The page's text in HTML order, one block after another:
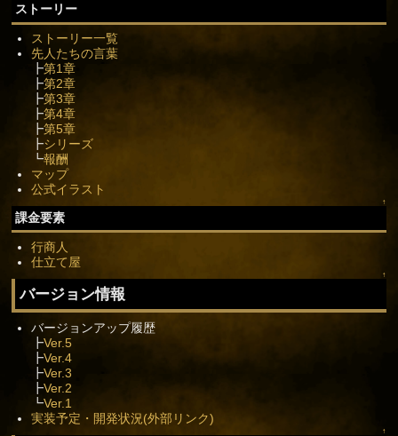
ストーリー
ストーリー一覧
先人たちの言葉
┣第1章
┣第2章
┣第3章
┣第4章
┣第5章
┣シリーズ
┗報酬
マップ
公式イラスト
↑
課金要素
行商人
仕立て屋
↑
バージョン情報
バージョンアップ履歴
┣Ver.5
┣Ver.4
┣Ver.3
┣Ver.2
┗Ver.1
実装予定・開発状況(外部リンク)
↑